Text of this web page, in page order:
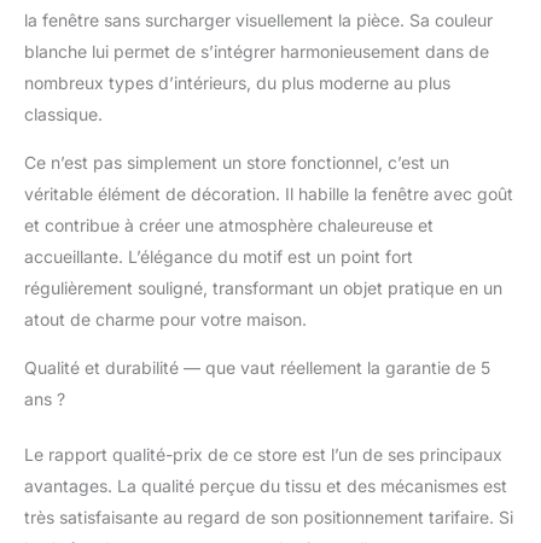
la fenêtre sans surcharger visuellement la pièce. Sa couleur
blanche lui permet de s’intégrer harmonieusement dans de
nombreux types d’intérieurs, du plus moderne au plus
classique.
Ce n’est pas simplement un store fonctionnel, c’est un
véritable élément de décoration. Il habille la fenêtre avec goût
et contribue à créer une atmosphère chaleureuse et
accueillante. L’élégance du motif est un point fort
régulièrement souligné, transformant un objet pratique en un
atout de charme pour votre maison.
Qualité et durabilité — que vaut réellement la garantie de 5
ans ?
Le rapport qualité-prix de ce store est l’un de ses principaux
avantages. La qualité perçue du tissu et des mécanismes est
très satisfaisante au regard de son positionnement tarifaire. Si